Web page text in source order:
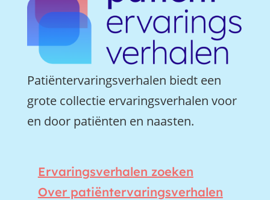
Patiëntervaringsverhalen biedt een
grote collectie ervaringsverhalen voor
en door patiënten en naasten.
Ervaringsverhalen zoeken
Over patiëntervaringsverhalen